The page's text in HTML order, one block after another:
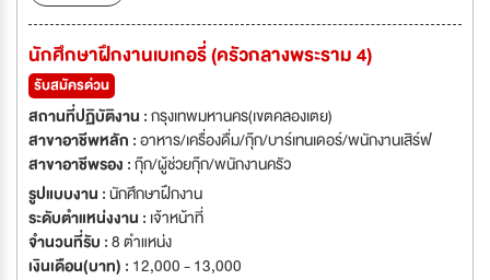
นักศึกษาฝึกงานเบเกอรี่ (ครัวกลางพระราม 4)
รับสมัครด่วน
สถานที่ปฏิบัติงาน :กรุงเทพมหานคร(เขตคลองเตย)
สาขาอาชีพหลัก :อาหาร/เครื่องดื่ม/กุ๊ก/บาร์เทนเดอร์/พนักงานเสิร์ฟ
สาขาอาชีพรอง :กุ๊ก/ผู้ช่วยกุ๊ก/พนักงานครัว
รูปแบบงาน :นักศึกษาฝึกงาน
ระดับตำแหน่งงาน : เจ้าหน้าที่
จำนวนที่รับ :8 ตำแหน่ง
เงินเดือน(บาท) : 12,000 - 13,000